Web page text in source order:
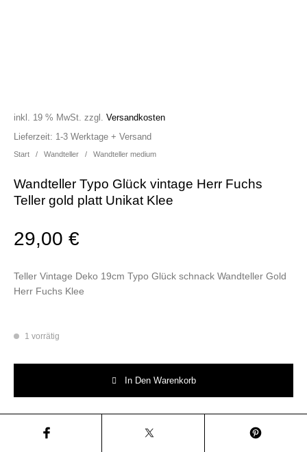
Start / Wandteller / Wandteller medium
Wandteller Typo Glück vintage Herr Fuchs
Teller gold platt Unikat Klee
29,00€
inkl. 19 % MwSt. zzgl.Versandkosten
Teller Vintage Deko 19cm Typo Glück schnack Wandteller Gold
Herr Fuchs Klee
Lieferzeit: 1-3 Werktage + Versand
1 vorrätig
In Den Warenkorb